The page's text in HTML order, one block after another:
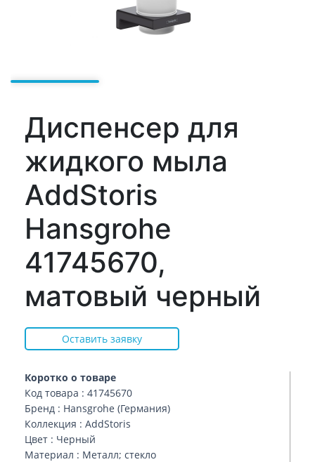
Диспенсер для
жидкого мыла
AddStoris
Hansgrohe
41745670,
матовый черный
Коротко о товаре
Код товара : 41745670
Бренд : Hansgrohe (Германия)
Коллекция : AddStoris
Цвет : Черный
Материал : Металл; стекло
Оставить заявку